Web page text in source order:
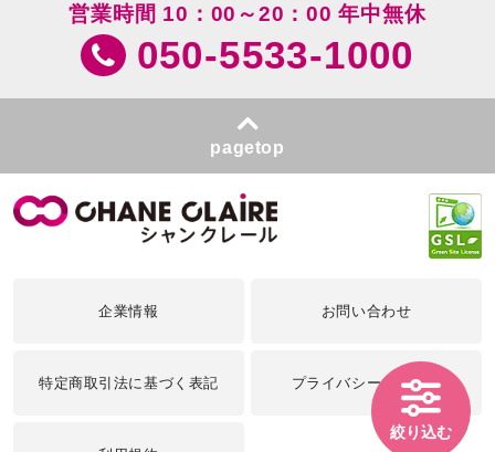
絞り込む
営業時間 10：00～20：00 年中無休
050-5533-1000
pagetop
企業情報 お問い合わせ
特定商取引法に基づく表記 プライバシーポリシー